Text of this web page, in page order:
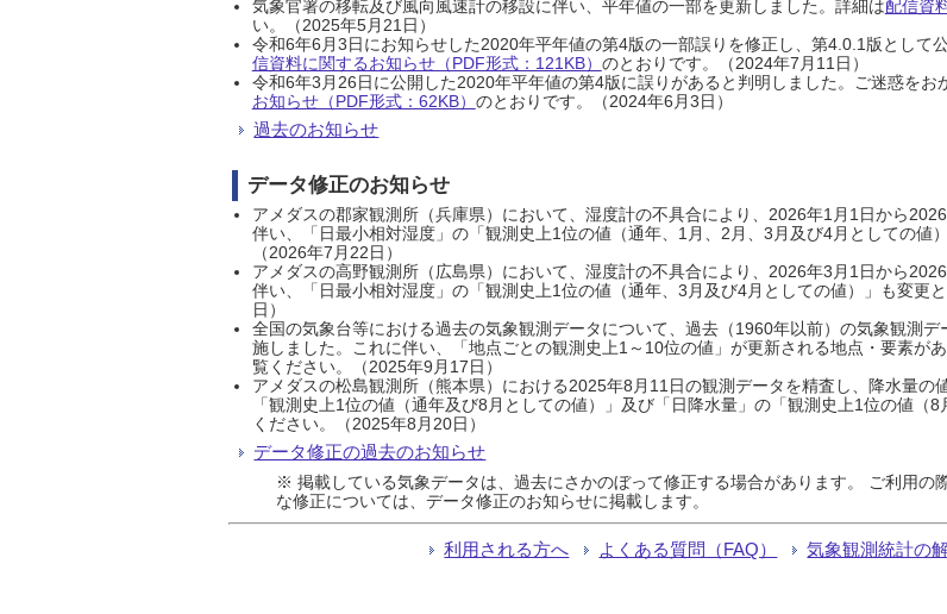
気象官署の移転及び風向風速計の移設に伴い、平年値の一部を更新しました。詳細は配信資
い。（2025年5月21日）
令和6年6月3日にお知らせした2020年平年値の第4版の一部誤りを修正し、第4.0.1版として
信資料に関するお知らせ（PDF形式：121KB） のとおりです。（2024年7月11日）
令和6年3月26日に公開した2020年平年値の第4版に誤りがあると判明しました。ご迷惑をお
お知らせ（PDF形式：62KB） のとおりです。（2024年6月3日）
過去のお知らせ
データ修正のお知らせ
アメダスの郡家観測所（兵庫県）において、湿度計の不具合により、2026年1月1日から
伴い、「日最小相対湿度」の「観測史上1位の値（通年、1月、2月、3月及び4月としての値
（2026年7月22日）
アメダスの高野観測所（広島県）において、湿度計の不具合により、2026年3月1日から
伴い、「日最小相対湿度」の「観測史上1位の値（通年、3月及び4月としての値）」も変更
日）
全国の気象台等における過去の気象観測データについて、過去（1960年以前）の気象観測
施しました。これに伴い、「地点ごとの観測史上1～10位の値」が更新される地点・要素が
覧ください。（2025年9月17日）
アメダスの松島観測所（熊本県）における2025年8月11日の観測データを精査し、降水量
「観測史上1位の値（通年及び8月としての値）」及び「日降水量」の「観測史上1位の値（
ください。（2025年8月20日）
データ修正の過去のお知らせ
※ 掲載している気象データは、過去にさかのぼって修正する場合があります。 ご利用の
な修正については、データ修正のお知らせに掲載します。
利用される方へ よくある質問（FAQ） 気象観測統計の